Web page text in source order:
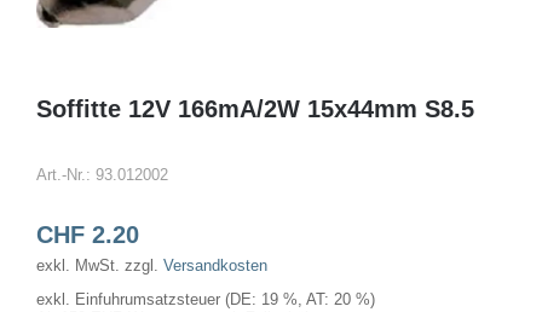
Soffitte 12V 166mA/2W 15x44mm S8.5
Art.-Nr.: 93.012002
CHF2.20
exkl. MwSt. zzgl. Versandkosten
exkl. Einfuhrumsatzsteuer (DE: 19 %, AT: 20 %)